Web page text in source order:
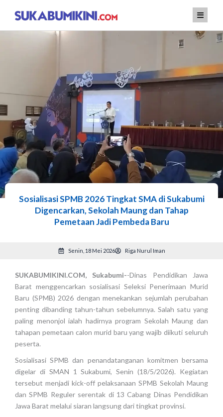
konten
Sosialisasi SPMB 2026 Tingkat SMA di Sukabumi
Digencarkan, Sekolah Maung dan Tahap
Pemetaan Jadi Pembeda Baru
Senin, 18 Mei 2026 Riga Nurul Iman
SUKABUMIKINI.COM, Sukabumi--Dinas Pendidikan Jawa
Barat menggencarkan sosialisasi Seleksi Penerimaan Murid
Baru (SPMB) 2026 dengan menekankan sejumlah perubahan
penting dibanding tahun-tahun sebelumnya. Salah satu yang
paling menonjol ialah hadirnya program Sekolah Maung dan
tahapan pemetaan calon murid baru yang wajib diikuti seluruh
peserta.
Sosialisasi SPMB dan penandatanganan komitmen bersama
digelar di SMAN 1 Sukabumi, Senin (18/5/2026). Kegiatan
tersebut menjadi kick-off pelaksanaan SPMB Sekolah Maung
dan SPMB Reguler serentak di 13 Cabang Dinas Pendidikan
Jawa Barat melalui siaran langsung dari tingkat provinsi.